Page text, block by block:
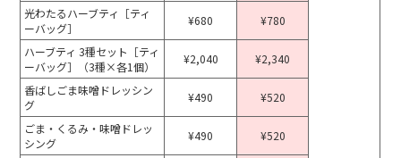
光わたるハーブティ［ティ
ーバッグ］
¥680 ¥780
ハーブティ 3種セット［ティ
ーバッグ］（3種×各1個）
¥2,040 ¥2,340
香ばしごま味噌ドレッシン
グ
¥490 ¥520
ごま・くるみ・味噌ドレッ
シング
¥490 ¥520